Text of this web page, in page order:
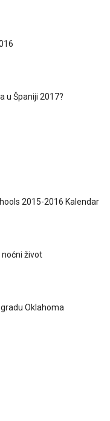
u Španiji 2017?
2015-2016 Kalendar
noćni život
Oklahoma